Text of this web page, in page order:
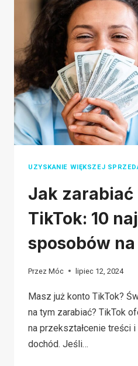
O
PROCESIE
SPORÓW
ALIEXPRESS
UZYSKANIE WIĘKSZEJ
Jak zarabiać
TikTok: 10
sposobów
Przez Móc lipiec 12, 2024
Masz już konto TikTok?
na tym zarabiać? TikTok
na przekształcenie treści
dochód. Jeśli…